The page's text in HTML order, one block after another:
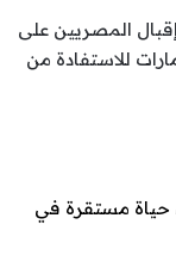
المصريين على
للاستفادة من
حياة مستقرة في